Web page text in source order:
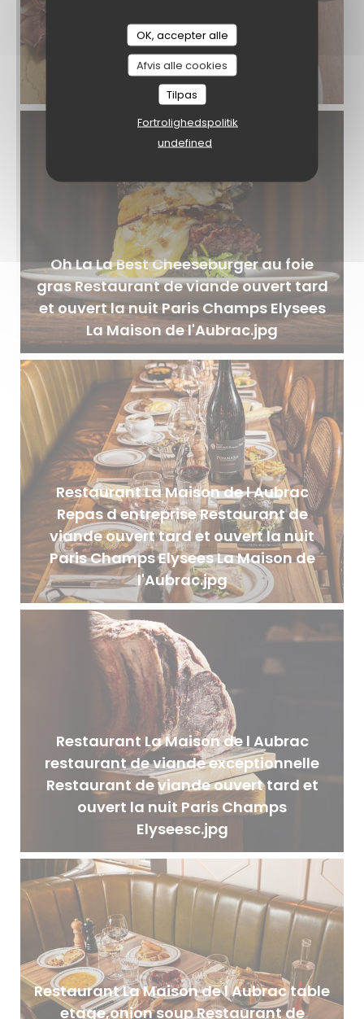
OK, accepter alle
Afvis alle cookies
Tilpas
Fortrolighedspolitik
undefined
MaisonAubrac_9.jpg.jpeg
Oh La La Best Cheeseburger au foie
gras Restaurant de viande ouvert tard
et ouvert la nuit Paris Champs Elysees
La Maison de l'Aubrac.jpg
Restaurant La Maison de l Aubrac
Repas d entreprise Restaurant de
viande ouvert tard et ouvert la nuit
Paris Champs Elysees La Maison de
l'Aubrac.jpg
Restaurant La Maison de l Aubrac
restaurant de viande exceptionnelle
Restaurant de viande ouvert tard et
ouvert la nuit Paris Champs
Elyseesc.jpg
Restaurant La Maison de l Aubrac table
etage,onion soup Restaurant de